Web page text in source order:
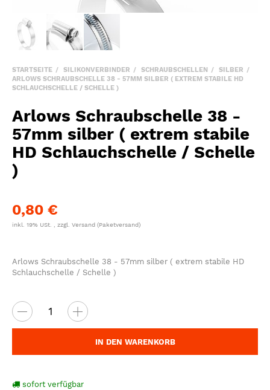
STARTSEITE SILIKONVERBINDER SCHRAUBSCHELLEN
SILBER
ARLOWS SCHRAUBSCHELLE 38 - 57MM SILBER ( EXTREM STABILE HD
SCHLAUCHSCHELLE / SCHELLE )
Arlows Schraubschelle 38 -
57mm silber ( extrem stabile
HD Schlauchschelle / Schelle
)
0,80 €
inkl. 19% USt. , zzgl. Versand (Paketversand)
Arlows Schraubschelle 38 - 57mm silber ( extrem stabile HD
Schlauchschelle / Schelle )
IN DEN WARENKORB
sofort verfügbar